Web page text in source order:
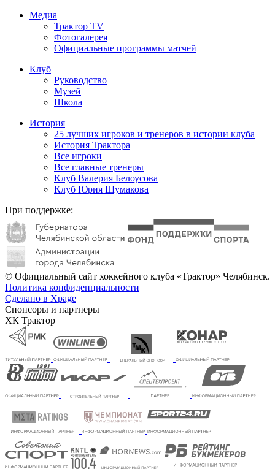
Медиа
Трактор TV
Фотогалерея
Официальные программы матчей
Клуб
Руководство
Музей
Школа
История
25 лучших игроков и тренеров в истории клуба
История Трактора
Все игроки
Все главные тренеры
Клуб Валерия Белоусова
Клуб Юрия Шумакова
При поддержке:
© Официальный сайт хоккейного клуба «Трактор» Челябинск.
Политика конфиденциальности
Сделано в Xpage
Спонсоры и партнеры
ХК Трактор